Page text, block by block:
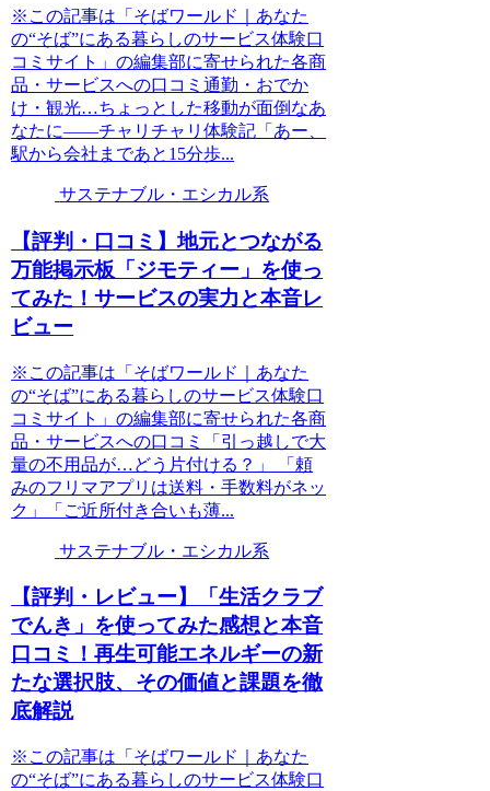
※この記事は「そばワールド｜あなた
の“そば”にある暮らしのサービス体験口
コミサイト」の編集部に寄せられた各商
品・サービスへの口コミ通勤・おでか
け・観光…ちょっとした移動が面倒なあ
なたに――チャリチャリ体験記「あー、
駅から会社まであと15分歩...
サステナブル・エシカル系
【評判・口コミ】地元とつながる
万能掲示板「ジモティー」を使っ
てみた！サービスの実力と本音レ
ビュー
※この記事は「そばワールド｜あなた
の“そば”にある暮らしのサービス体験口
コミサイト」の編集部に寄せられた各商
品・サービスへの口コミ「引っ越しで大
量の不用品が…どう片付ける？」 「頼
みのフリマアプリは送料・手数料がネッ
ク」「ご近所付き合いも薄...
サステナブル・エシカル系
【評判・レビュー】「生活クラブ
でんき」を使ってみた感想と本音
口コミ！再生可能エネルギーの新
たな選択肢、その価値と課題を徹
底解説
※この記事は「そばワールド｜あなた
の“そば”にある暮らしのサービス体験口